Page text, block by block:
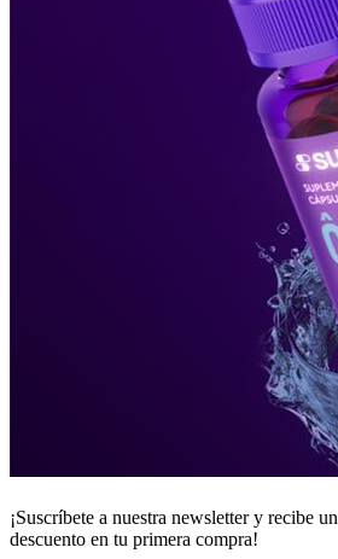
¡Suscríbete a nuestra newsletter y recibe un
descuento en tu primera compra!